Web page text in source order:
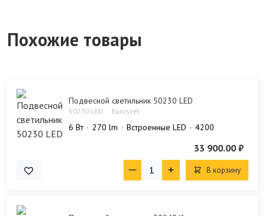
Похожие товары
Подвесной светильник 50230 LED
50230 LED Eurosvet
6 Bт 270 lm Встроенные LED 4200
33 900.00 ₽
В корзину